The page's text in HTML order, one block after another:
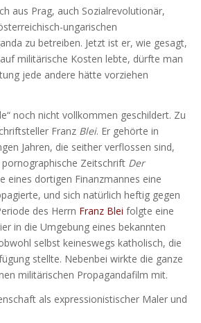
aus Prag, auch Sozialrevolutionär,
ungarischen
zu betreiben. Jetzt ist er, wie gesagt,
militärische Kosten lebte, dürfte man
jede andere hätte vorziehen
noch nicht vollkommen geschildert. Zu
Franz Blei. Er gehörte in
Jahren, die seither verflossen sind,
Zeitschrift Der
eines dortigen Finanzmannes eine
und sich natürlich heftig gegen
des Herrn Franz Blei folgte eine
in die Umgebung eines bekannten
selbst keineswegs katholisch, die
stellte. Nebenbei wirkte die ganze
militärischen Propagandafilm mit.
als expressionistischer Maler und